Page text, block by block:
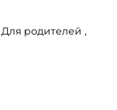
Для родителей ,